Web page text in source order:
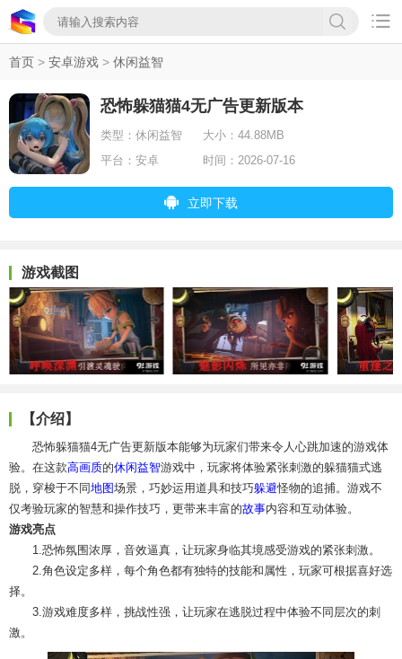

首页 > 安卓游戏 > 休闲益智
恐怖躲猫猫4无广告更新版本
类型： 休闲益智 大小： 44.88MB
平台： 安卓 时间： 2026-07-16
立即下载
游戏截图
【介绍】
恐怖躲猫猫4无广告更新版本能够为玩家们带来令人心跳加速的游戏体
验。在这款高画质的休闲益智游戏中，玩家将体验紧张刺激的躲猫猫式逃
脱，穿梭于不同地图场景，巧妙运用道具和技巧躲避怪物的追捕。游戏不
仅考验玩家的智慧和操作技巧，更带来丰富的故事内容和互动体验。
游戏亮点
1.恐怖氛围浓厚，音效逼真，让玩家身临其境感受游戏的紧张刺激。
2.角色设定多样，每个角色都有独特的技能和属性，玩家可根据喜好选
择。
3.游戏难度多样，挑战性强，让玩家在逃脱过程中体验不同层次的刺
激。